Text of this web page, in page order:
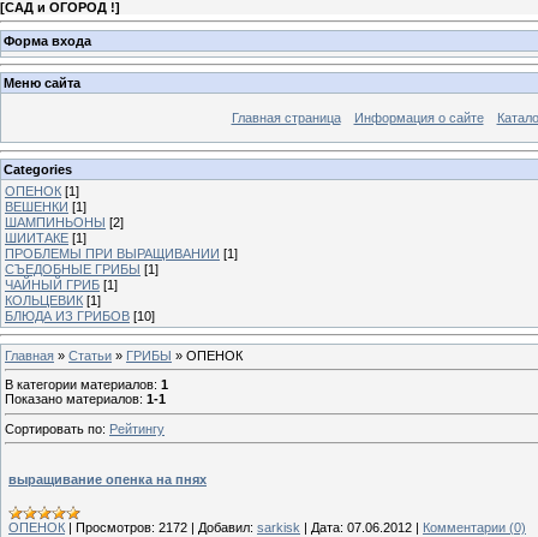
[САД и ОГОРОД !]
Форма входа
Меню сайта
Главная страница Информация о сайте
Categories
ОПЕНОК [1]
ВЕШЕНКИ [1]
ШАМПИНЬОНЫ [2]
ШИИТАКЕ [1]
ПРОБЛЕМЫ ПРИ ВЫРАЩИВАНИИ [1]
СЪЕДОБНЫЕ ГРИБЫ [1]
ЧАЙНЫЙ ГРИБ [1]
КОЛЬЦЕВИК [1]
БЛЮДА ИЗ ГРИБОВ [10]
Главная » Статьи » ГРИБЫ » ОПЕНОК
В категории материалов: 1
Показано материалов: 1-1
Сортировать по: Рейтингу
выращивание опенка на пнях
ОПЕНОК Просмотров: 2172 Добавил: sarkisk Дата: 07.06.2012 Комментарии (0)